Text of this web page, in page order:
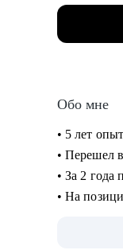
Обо мне
• 5 лет
• Перешел
• За 2 года
• На
•